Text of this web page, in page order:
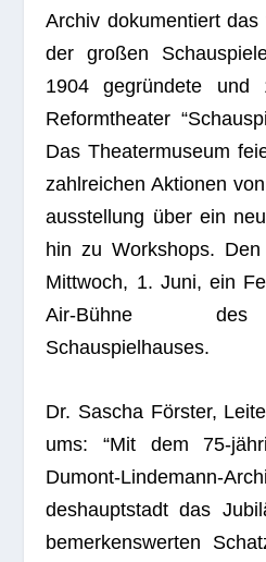
Archiv doku­men­tiert
der gro­ßen
1904 gegrün­dete und
Reform­thea­ter
Das Thea­ter­mu­seum
zahl­rei­chen Aktio­nen
aus­stel­lung über ein
hin zu Work­shops.
Mitt­woch, 1. Juni, ein
Air-Bühne des
Schauspielhauses.
Dr. Sascha Förs­ter,
ums: “Mit dem 75-
Dumont-Lin­de­mann-
des­haupt­stadt das
bemer­kens­wer­ten